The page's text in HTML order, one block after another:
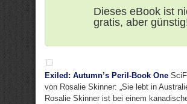
Dieses eBook ist
gratis, aber
Exiled: Autumn’s Peril-Book One
von Rosalie Skinner: „Sie lebt in
Rosalie Skinner ist bei einem